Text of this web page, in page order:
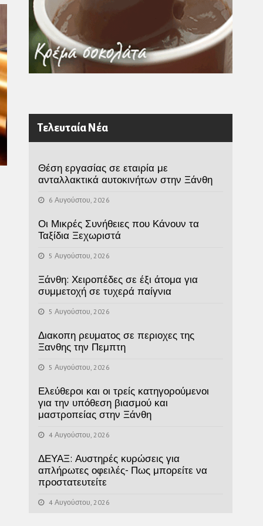
Τελευταία Νέα
Θέση εργασίας σε εταιρία με
ανταλλακτικά αυτοκινήτων στην Ξάνθη
6 Αυγούστου, 2026
Οι Μικρές Συνήθειες που Κάνουν τα
Ταξίδια Ξεχωριστά
5 Αυγούστου, 2026
Ξάνθη: Χειροπέδες σε έξι άτομα για
συμμετοχή σε τυχερά παίγνια
5 Αυγούστου, 2026
Διακοπη ρευματος σε περιοχες της
Ξανθης την Πεμπτη
5 Αυγούστου, 2026
Ελεύθεροι και οι τρείς κατηγορούμενοι
για την υπόθεση βιασμού και
μαστροπείας στην Ξάνθη
4 Αυγούστου, 2026
ΔΕΥΑΞ: Αυστηρές κυρώσεις για
απλήρωτες οφειλές- Πως μπορείτε να
προστατευτείτε
4 Αυγούστου, 2026